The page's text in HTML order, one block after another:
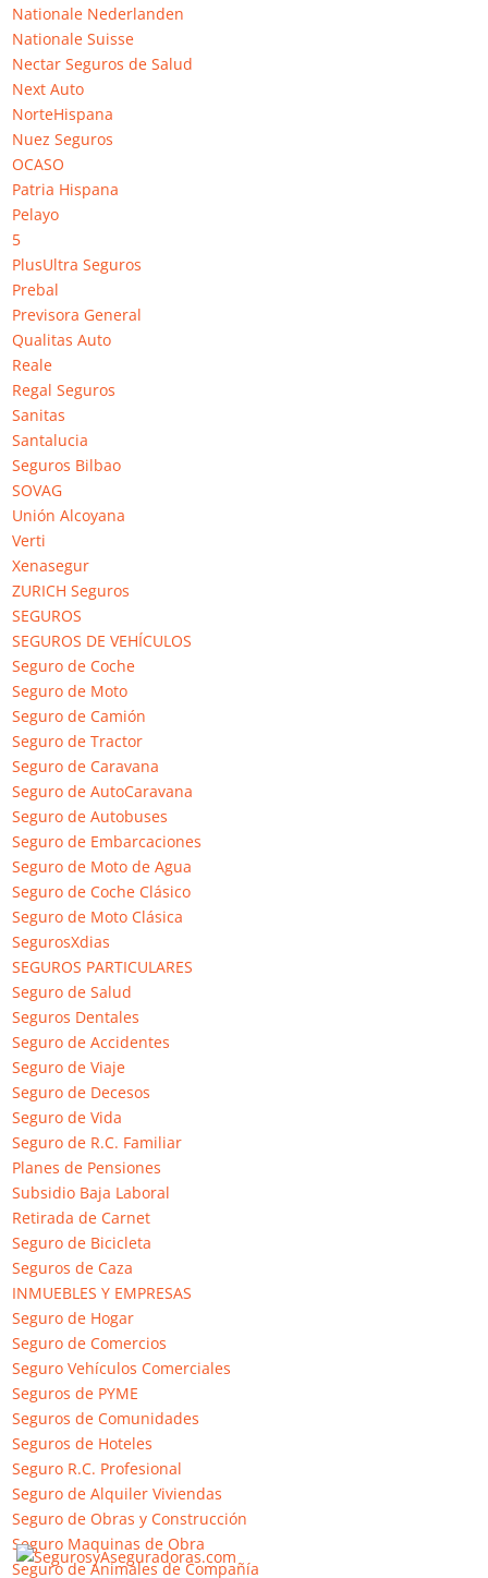
Nationale Nederlanden
Nationale Suisse
Nectar Seguros de Salud
Next Auto
NorteHispana
Nuez Seguros
OCASO
Patria Hispana
Pelayo
5
PlusUltra Seguros
Prebal
Previsora General
Qualitas Auto
Reale
Regal Seguros
Sanitas
Santalucia
Seguros Bilbao
SOVAG
Unión Alcoyana
Verti
Xenasegur
ZURICH Seguros
SEGUROS
SEGUROS DE VEHÍCULOS
Seguro de Coche
Seguro de Moto
Seguro de Camión
Seguro de Tractor
Seguro de Caravana
Seguro de AutoCaravana
Seguro de Autobuses
Seguro de Embarcaciones
Seguro de Moto de Agua
Seguro de Coche Clásico
Seguro de Moto Clásica
SegurosXdias
SEGUROS PARTICULARES
Seguro de Salud
Seguros Dentales
Seguro de Accidentes
Seguro de Viaje
Seguro de Decesos
Seguro de Vida
Seguro de R.C. Familiar
Planes de Pensiones
Subsidio Baja Laboral
Retirada de Carnet
Seguro de Bicicleta
Seguros de Caza
INMUEBLES Y EMPRESAS
Seguro de Hogar
Seguro de Comercios
Seguro Vehículos Comerciales
Seguros de PYME
Seguros de Comunidades
Seguros de Hoteles
Seguro R.C. Profesional
Seguro de Alquiler Viviendas
Seguro de Obras y Construcción
Seguro Maquinas de Obra
Seguro de Animales de Compañía
Mercedes el 12 enero, 2021 a las 20:13
Tengo dos seguros de hogar con esta compañía y mi
decepción no puede ser mayor. Con el frio que hace, se
nos rompió una tubería y nos inundó el domicilio. La
avería ocasionó una serie de desperfectos, llevamos
días sin agua fria ni caliente y sin ninguna respuesta
de su respuesta que espero sea rápida y adecuada al
José Silva
días esperando que me den conformidad para reparar
la culpa del incidente. El perito ha hecho su trabajo
solo después de 40 días y tras llamar varias veces a
explicación. Solo excusas y que repararían
taller distinto al propuesto por ellos. Parece que les da
absolutamente igual no cumplir. Si esto tuviera
trascendencia mediática seguro que su proceder sería
distinto. Una lástima. Para mí, en el mejor de los casos,
existe falta de profesionalidad. Aunque realmente
pienso que lo que hay es falta de honestidad y de
escrúpulos. Parece que todo vale. Claro, como por esto
nadie se tira al monte ni denuncia ni nada…
No obstante, yo sí voy a denunciar y a tratar de darle
publicidad todo lo posible en redes sociales y
plataformas digitales
Maritza el 9 agosto, 2017 a las 17:48
Como cliente de esta aseguradora Génesis les puedo
decir que pasan de mis reclamaciones, no me gusta no
puedo valorarla bien si no me toman en cuenta cuando
reclamo un mal servicio.
Sandra
Buena atención telefónica pero poca solución física.
Cambiaré de aseguradora en cuanto venza el contrato.
Javier el 5 marzo, 2017 a las 13:55
Segun una tortuga un erizo y camaleon es la mejor
compañia de seguros…. No se no se…. Le preguntare a
mi cuñao que el tambien entiende de esto….
Angel el 31 enero, 2026 a las 11:56
Me compré un coche nuevo el 28/01 y el día antes
de recogerlo llamé a Genesis para informar del
cambio de seguro del coche viejo al nuevo.Seguro